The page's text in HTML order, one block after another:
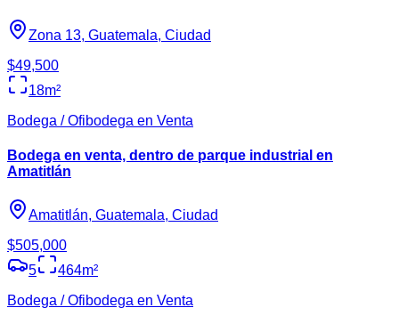
Zona 13, Guatemala, Ciudad
$49,500
18m²
Bodega / Ofibodega en Venta
Bodega en venta, dentro de parque industrial en
Amatitlán
Amatitlán, Guatemala, Ciudad
$505,000
5
464m²
Bodega / Ofibodega en Venta